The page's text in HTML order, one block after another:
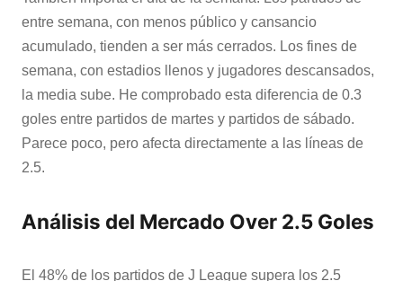
entre semana, con menos público y cansancio
acumulado, tienden a ser más cerrados. Los fines de
semana, con estadios llenos y jugadores descansados,
la media sube. He comprobado esta diferencia de 0.3
goles entre partidos de martes y partidos de sábado.
Parece poco, pero afecta directamente a las líneas de
2.5.
Análisis del Mercado Over 2.5 Goles
El 48% de los partidos de J League supera los 2.5